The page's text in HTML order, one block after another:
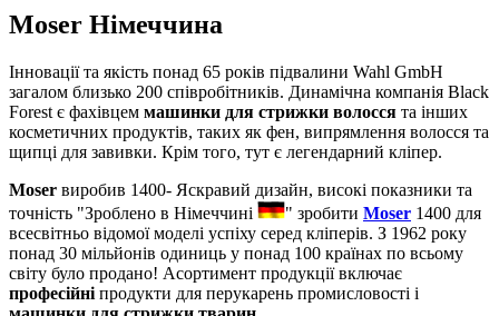
Moser Німеччина
Інновації та якість понад 65 років підвалини Wahl GmbH
загалом близько 200 співробітників. Динамічна компанія Black
Forest є фахівцем машинки для стрижки волосся та інших
косметичних продуктів, таких як фен, випрямлення волосся та
щипці для завивки. Крім того, тут є легендарний кліпер.
Moser виробив 1400- Яскравий дизайн, високі показники та
точність "Зроблено в Німеччині
" зробити Moser 1400 для
всесвітньо відомої моделі успіху серед кліперів. З 1962 року
понад 30 мільйонів одиниць у понад 100 країнах по всьому
світу було продано! Асортимент продукції включає
професійні продукти для перукарень промисловості і